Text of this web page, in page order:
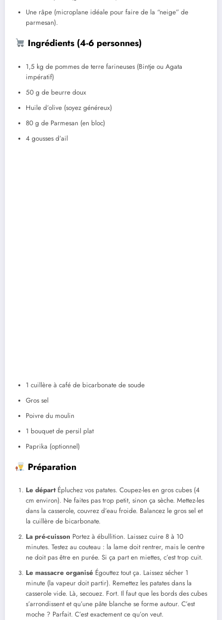
Une râpe (microplane idéale pour faire de la “neige” de
parmesan).
Ingrédients (4-6 personnes)
1,5 kg de pommes de terre farineuses (Bintje ou Agata
impératif)
50 g de beurre doux
Huile d’olive (soyez généreux)
80 g de Parmesan (en bloc)
4 gousses d’ail
1 cuillère à café de bicarbonate de soude
Gros sel
Poivre du moulin
1 bouquet de persil plat
Paprika (optionnel)
Préparation
Le départÉpluchez vos patates. Coupez-les en gros cubes (4
cm environ). Ne faites pas trop petit, sinon ça sèche. Mettez-les
dans la casserole, couvrez d’eau froide. Balancez le gros sel et
la cuillère de bicarbonate.
La pré-cuisson Portez à ébullition. Laissez cuire 8 à 10
minutes. Testez au couteau : la lame doit rentrer, mais le centre
ne doit pas être en purée. Si ça part en miettes, c’est trop cuit.
Le massacre organisé Égouttez tout ça. Laissez sécher 1
minute (la vapeur doit partir). Remettez les patates dans la
casserole vide. Là, secouez. Fort. Il faut que les bords des cubes
s’arrondissent et qu’une pâte blanche se forme autour. C’est
moche ? Parfait. C’est exactement ce qu’on veut.